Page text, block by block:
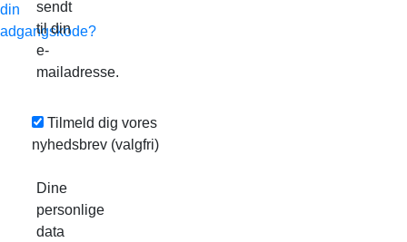
din
adgangskode?
sendt
til din
e-
mailadresse.
Tilmeld dig vores
nyhedsbrev (valgfri)
Dine
personlige
data